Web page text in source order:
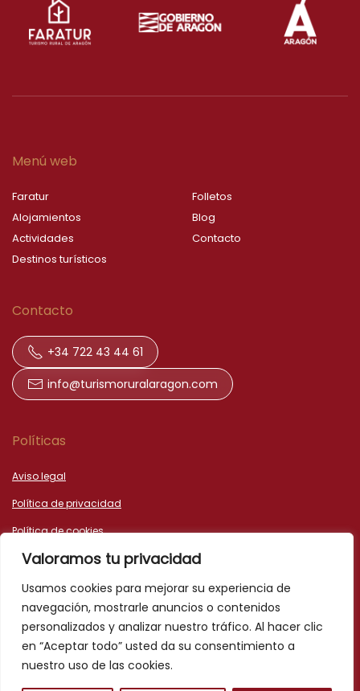
Valoramos tu privacidad
Usamos cookies para mejorar su experiencia de
navegación, mostrarle anuncios o contenidos
personalizados y analizar nuestro tráfico. Al hacer clic
en “Aceptar todo” usted da su consentimiento a
nuestro uso de las cookies.
Menú web
Faratur
Alojamientos
Actividades
Destinos turísticos
Folletos
Blog
Contacto
Contacto
+34 722 43 44 61
info@turismoruralaragon.com
Políticas
Aviso legal
Política de privacidad
Política de cookies
Declaración de accesibilidad